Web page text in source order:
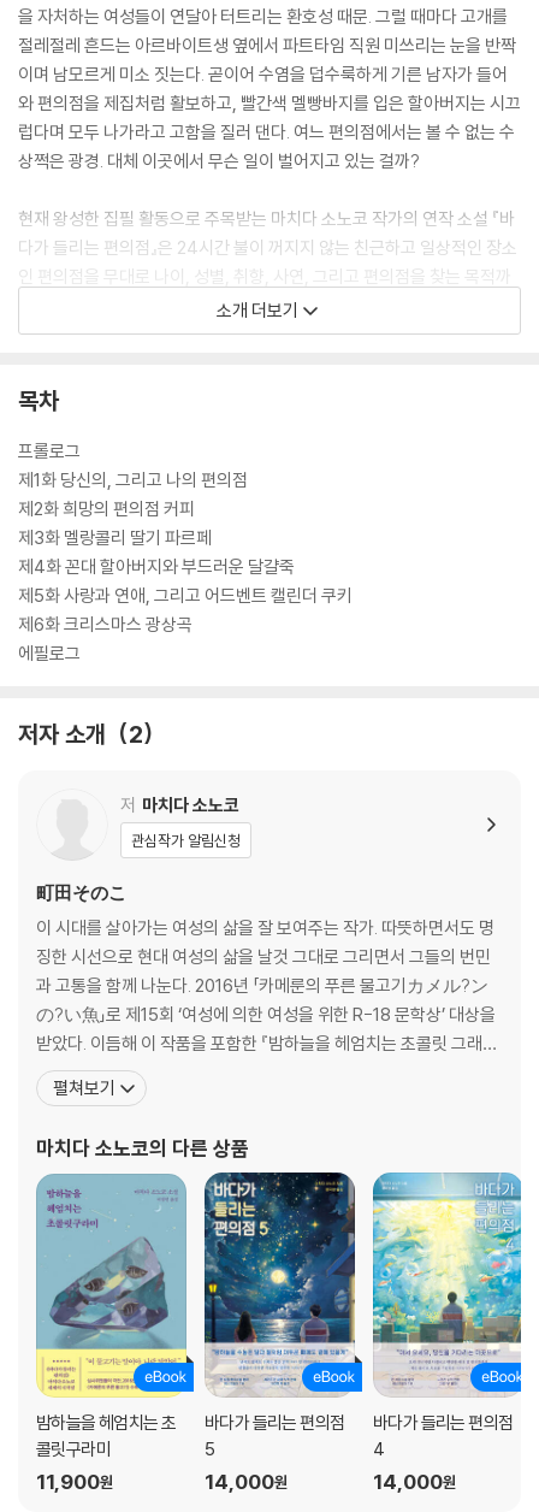
을 자처하는 여성들이 연달아 터트리는 환호성 때문. 그럴 때마다 고개를
절레절레 흔드는 아르바이트생 옆에서 파트타임 직원 미쓰리는 눈을 반짝
이며 남모르게 미소 짓는다. 곧이어 수염을 덥수룩하게 기른 남자가 들어
와 편의점을 제집처럼 활보하고, 빨간색 멜빵바지를 입은 할아버지는 시끄
럽다며 모두 나가라고 고함을 질러 댄다. 여느 편의점에서는 볼 수 없는 수
상쩍은 광경. 대체 이곳에서 무슨 일이 벌어지고 있는 걸까?
현재 왕성한 집필 활동으로 주목받는 마치다 소노코 작가의 연작 소설 『바
다가 들리는 편의점』은 24시간 불이 꺼지지 않는 친근하고 일상적인 장소
인 편의점을 무대로 나이, 성별, 취향, 사연, 그리고 편의점을 찾는 목적까
지 제각각인 손님들과 어딘지 모르게 미스터리한 직원들이 펼치는 유쾌하
고 따뜻한 이야기를 담고 있다. 일본 현지 출간 당시 “이 가상의 편의점에
호평이 쏟아진 작품으로 그 인기에 힘입어 2권이 출간되었고 곧 3권도 출
개성 넘치는 등장인물과 잔잔하면서도 감동적인 에피소드로 작가가 전하
고자 하는 바는 이웃끼리의 깊고 따뜻한 정서적 유대감과 타인의 고민을
함께 해결해주기 위해 노력한다는 상냥한 연대감이다. 읽고 나면 반드시
행복한 기분에 빠지게 될 『바다가 들리는 편의점』이 오늘도 환하게 불을
밝히고 당신의 방문을 기다린다.
소개 더보기
목차
프롤로그
제1화 당신의, 그리고 나의 편의점
제2화 희망의 편의점 커피
제3화 멜랑콜리 딸기 파르페
제4화 꼰대 할아버지와 부드러운 달걀죽
제5화 사랑과 연애, 그리고 어드벤트 캘린더 쿠키
제6화 크리스마스 광상곡
에필로그
저자 소개 2
저 마치다 소노코
관심작가 알림신청
町田そのこ
이 시대를 살아가는 여성의 삶을 잘 보여주는 작가. 따뜻하면서도 명
징한 시선으로 현대 여성의 삶을 날것 그대로 그리면서 그들의 번민
과 고통을 함께 나눈다. 2016년 「카메룬의 푸른 물고기カメル?ン
の?い魚」로 제15회 ‘여성에 의한 여성을 위한 R-18 문학상’ 대상을
받았다. 이듬해 이 작품을 포함한 『밤하늘을 헤엄치는 초콜릿 그래미
夜空に泳ぐチョコレ?トグラミ』를 출간했다. 2021년에는 첫 장
편소설 『52헤르츠 고래들』로 ‘서점대상’을 수상하면서 대중적인 인
집うつくしが丘の不幸の家』, 『별을 길어 올리다星を?う』,
펼쳐보기
마치다 소노코의 다른 상품
밤하늘을 헤엄치는 초
콜릿구라미
11,900원
바다가 들리는 편의점
5
14,000원
바다가 들리는 편의점
4
14,000원